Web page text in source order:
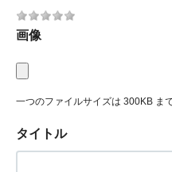
画像
一つのファイルサイズは 300KB ま
タイトル